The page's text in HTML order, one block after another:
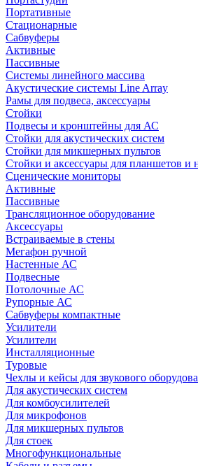
Портативные
Стационарные
Сабвуферы
Активные
Пассивные
Системы линейного массива
Акустические системы Line Array
Рамы для подвеса, аксессуары
Стойки
Подвесы и кронштейны для АС
Стойки для акустических систем
Стойки для микшерных пультов
Стойки и аксессуары для планшетов и
Сценические мониторы
Активные
Пассивные
Трансляционное оборудование
Аксессуары
Встраиваемые в стены
Мегафон ручной
Настенные АС
Подвесные
Потолочные АС
Рупорные АС
Сабвуферы компактные
Усилители
Усилители
Инсталляционные
Туровые
Чехлы и кейсы для звукового
Для акустических систем
Для комбоусилителей
Для микрофонов
Для микшерных пультов
Для стоек
Многофункциональные